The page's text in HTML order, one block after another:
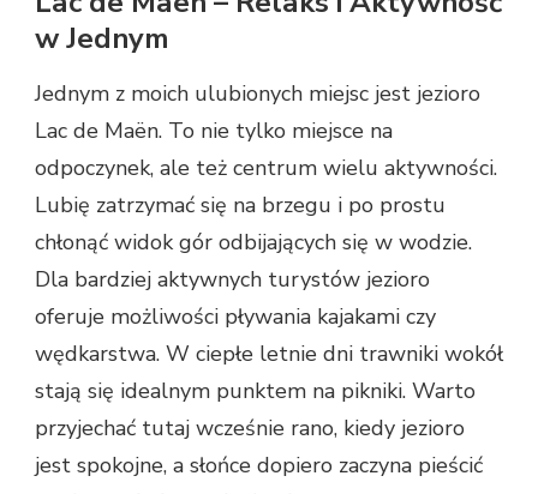
w Jednym
Jednym z moich ulubionych miejsc jest jezioro
Lac de Maën. To nie tylko miejsce na
odpoczynek, ale też centrum wielu aktywności.
Lubię zatrzymać się na brzegu i po prostu
chłonąć widok gór odbijających się w wodzie.
Dla bardziej aktywnych turystów jezioro
oferuje możliwości pływania kajakami czy
wędkarstwa. W ciepłe letnie dni trawniki wokół
stają się idealnym punktem na pikniki. Warto
przyjechać tutaj wcześnie rano, kiedy jezioro
jest spokojne, a słońce dopiero zaczyna pieścić